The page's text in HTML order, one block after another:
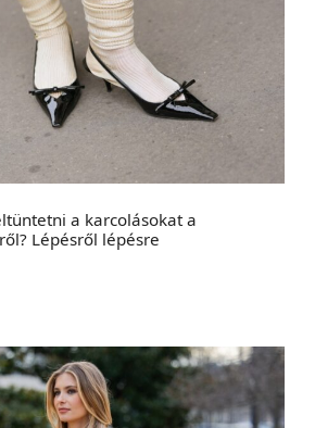
a karcolásokat a
Lépésről lépésre